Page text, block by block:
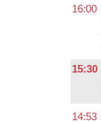
16:00
15:30
14:53